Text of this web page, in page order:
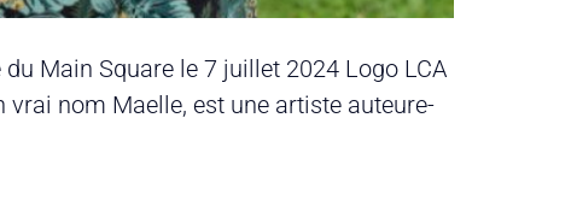
Main Square le 7 juillet 2024 Logo LCA
nom Maelle, est une artiste auteure-